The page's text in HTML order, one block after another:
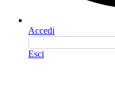
Accedi
Esci